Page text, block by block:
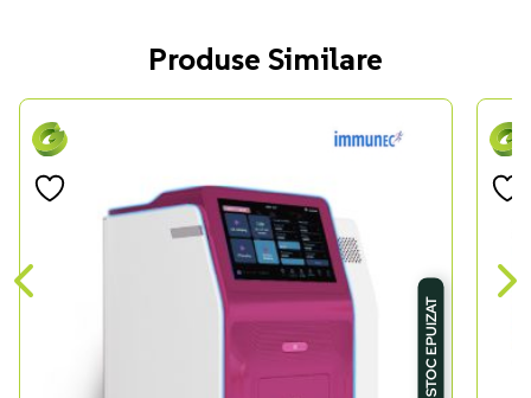
Produse Similare
STOC EPUIZAT